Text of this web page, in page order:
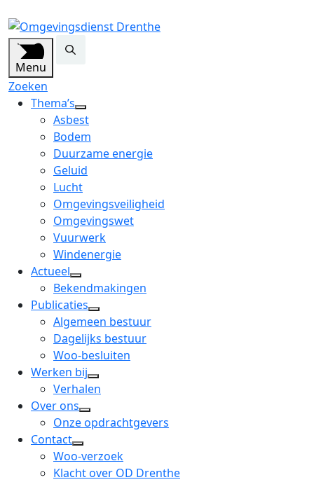
Menu
Zoeken
Thema’s
open
dropdown
menu
Asbest
Bodem
Duurzame energie
Geluid
Lucht
Omgevingsveiligheid
Omgevingswet
Vuurwerk
Windenergie
Actueel
open
dropdown
menu
Bekendmakingen
Publicaties
open
dropdown
menu
Algemeen bestuur
Dagelijks bestuur
Woo-besluiten
Werken bij
open
menu
Verhalen
Over ons
open
dropdown
menu
Onze opdrachtgevers
Contact
open
dropdown
Woo-verzoek
Klacht over OD Drenthe